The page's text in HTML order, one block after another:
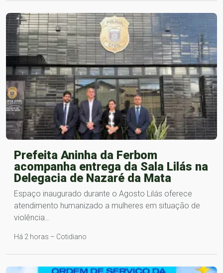
Prefeita Aninha da Ferbom
acompanha entrega da Sala Lilás na
Delegacia de Nazaré da Mata
Espaço inaugurado durante o Agosto Lilás oferece
atendimento humanizado a mulheres em situação de
violência…
Há 2 horas – Cotidiano